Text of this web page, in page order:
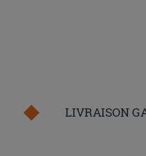
LIVRAISON